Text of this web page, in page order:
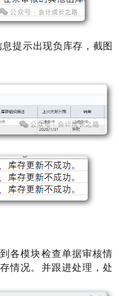
提示出现负库存， 截图
各模块检查单据审核情
情况。并跟进处理，处